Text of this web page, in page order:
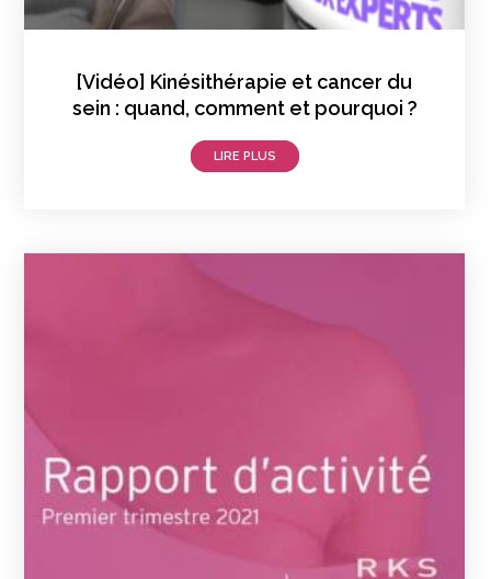
[Vidéo] Kinésithérapie et cancer du
sein : quand, comment et pourquoi ?
LIRE PLUS